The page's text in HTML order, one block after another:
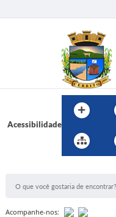
Acessibilidade
Acompanhe-nos: